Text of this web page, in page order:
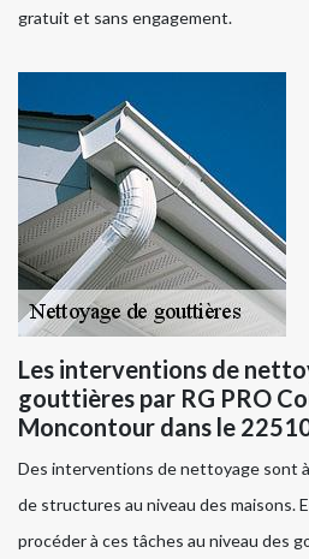
gratuit et sans engagement.
Les interventions de
gouttières par RG PRO
Moncontour dans le
Des interventions de nettoyage sont
de structures au niveau des maisons.
procéder à ces tâches au niveau des